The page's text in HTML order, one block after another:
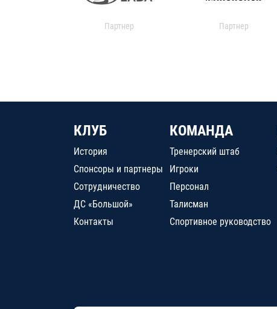
Партнер Партнер
КЛУБ
История
Спонсоры и партнеры
Сотрудничество
ДС «Большой»
Контакты
КОМАНДА
Тренерский штаб
Игроки
Персонал
Талисман
Спортивное руководство